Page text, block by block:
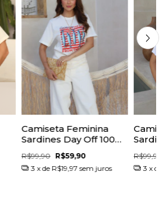
Camiseta Feminina
Sardines Day Off 100%
R$99,90 R$59,90
3 x de R$19,97 sem juros
R$99,90
3 x de